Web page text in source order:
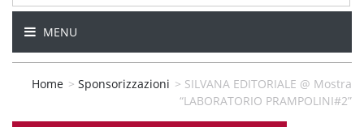
MENU
Home > Sponsorizzazioni > SILVANA EDITORIALE @ Mostra
“LABORATORIO PRAMPOLINI#2”